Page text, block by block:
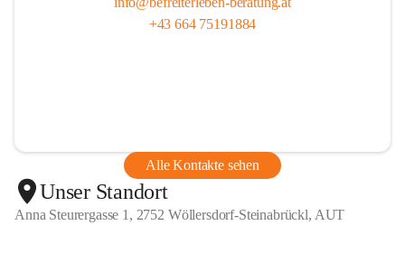
+43 664 75191884
Alle Kontakte sehen
Unser Standort
Anna Steurergasse 1, 2752 Wöllersdorf-Steinabrückl, AUT